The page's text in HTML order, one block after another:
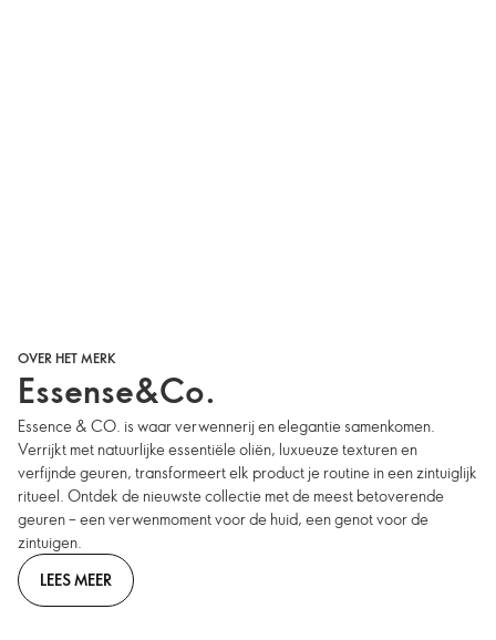
OVER HET MERK
Essense&Co.
Essence & CO. is waar verwennerij en elegantie samenkomen.
Verrijkt met natuurlijke essentiële oliën, luxueuze texturen en
verfijnde geuren, transformeert elk product je routine in een zintuiglijk
ritueel. Ontdek de nieuwste collectie met de meest betoverende
geuren – een verwenmoment voor de huid, een genot voor de
zintuigen.
LEES MEER